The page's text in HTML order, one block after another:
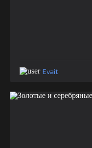
Evait